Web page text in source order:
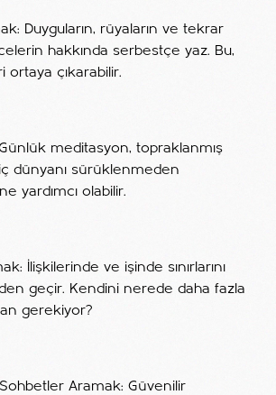
Duyguların, rüyaların ve tekrar
hakkında serbestçe yaz. Bu,
ortaya çıkarabilir.
meditasyon, topraklanmış
dünyanı sürüklenmeden
yardımcı olabilir.
İlişkilerinde ve işinde sınırlarını
geçir. Kendini nerede daha fazla
gerekiyor?
Aramak: Güvenilir